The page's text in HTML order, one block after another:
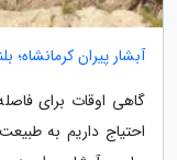
آبشار پیران کرمانشاه؛
گاهی اوقات برای
احتیاج داریم به